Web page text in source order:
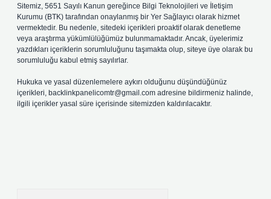
Sitemiz, 5651 Sayılı Kanun gereğince Bilgi Teknolojileri ve İletişim
Kurumu (BTK) tarafından onaylanmış bir Yer Sağlayıcı olarak hizmet
vermektedir. Bu nedenle, sitedeki içerikleri proaktif olarak denetleme
veya araştırma yükümlülüğümüz bulunmamaktadır. Ancak, üyelerimiz
yazdıkları içeriklerin sorumluluğunu taşımakta olup, siteye üye olarak bu
sorumluluğu kabul etmiş sayılırlar.
Hukuka ve yasal düzenlemelere aykırı olduğunu düşündüğünüz
içerikleri, backlinkpanelicomtr@gmail.com adresine bildirmeniz halinde,
ilgili içerikler yasal süre içerisinde sitemizden kaldırılacaktır.